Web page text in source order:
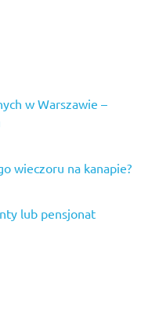
w Warszawie –
wieczoru na kanapie?
lub pensjonat